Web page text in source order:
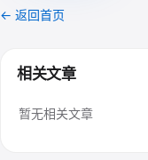
← 返回首页
相关文章
暂无相关文章